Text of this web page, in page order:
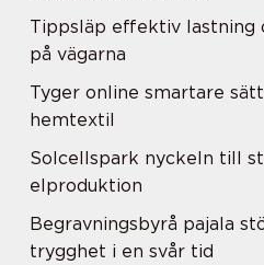
Tippsläp effektiv lastning
på vägarna
Tyger online smartare
hemtextil
Solcellspark nyckeln till
elproduktion
Begravningsbyrå pajala
trygghet i en svår tid